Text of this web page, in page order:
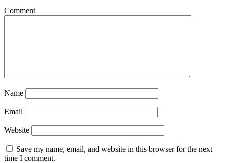
Comment
Name
Email
Website
Save my name, email, and website in this browser for the next
time I comment.